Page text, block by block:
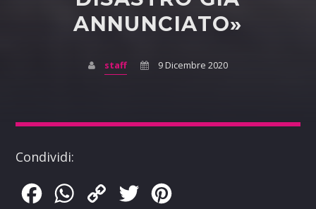
ANNUNCIATO»
staff 9 Dicembre 2020
Condividi:
FacebookWhatsApp
Copy
Twitter